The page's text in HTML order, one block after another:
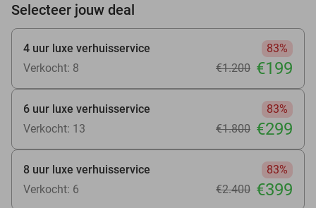
Selecteer jouw deal
4 uur luxe verhuisservice
83%
Verkocht: 8
€1.200 €199
6 uur luxe verhuisservice
83%
Verkocht: 13
€1.800 €299
8 uur luxe verhuisservice
83%
Verkocht: 6
€2.400 €399